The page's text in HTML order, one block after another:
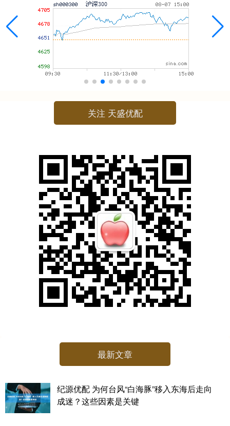
关注 天盛优配
最新文章
纪源优配 为何台风“白海豚”移入东海后走向
成迷？这些因素是关键